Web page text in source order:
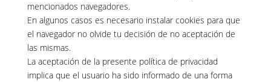
mencionados navegadores.
En algunos casos es necesario instalar cookies para que
el navegador no olvide tu decisión de no aceptación de
las mismas.
La aceptación de la presente política de privacidad
implica que el usuario ha sido informado de una forma